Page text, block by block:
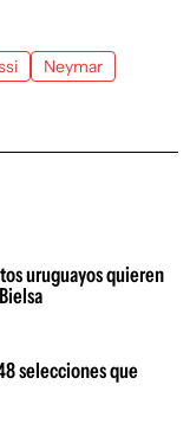
Neymar
uruguayos quieren
selecciones que